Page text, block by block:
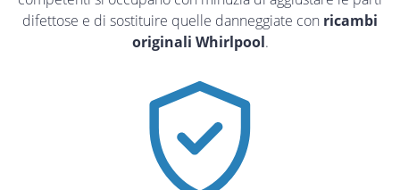
difettose e di sostituire quelle danneggiate con ricambi
originali Whirlpool.